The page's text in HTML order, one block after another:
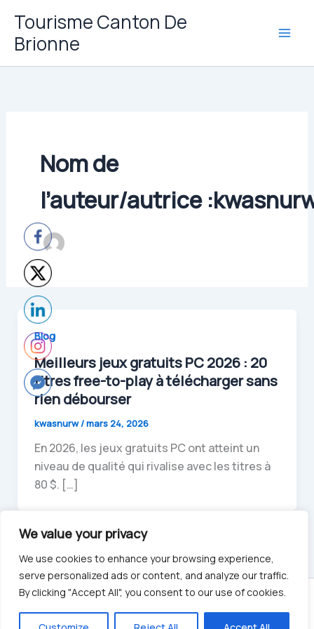
We value your privacy
We use cookies to enhance your browsing experience,
serve personalized ads or content, and analyze our traffic.
By clicking "Accept All", you consent to our use of cookies.
contenu
Tourisme Canton De
Brionne
Nom de
l’auteur/autrice
Blog
Meilleurs jeux gratuits PC 2026 : 20
titres free-to-play à télécharger sans
rien débourser
kwasnurw/mars 24, 2026
En 2026, les jeux gratuits PC ont atteint un
niveau de qualité qui rivalise avec les titres à
80 $. […]
© 2026 Tourisme Canton De Brionne